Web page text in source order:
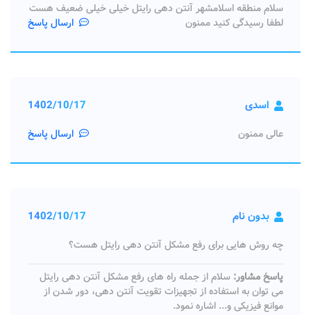
سلام منطقه اسلامشهر آنتن دهی رایتل خیلی خیلی ضعیف هست
لطفا رسیدگی کنید ممنون
ارسال پاسخ
اسدی 1402/10/17
عالی ممنون ارسال پاسخ
بدون نام 1402/10/17
چه روش هایی برای رفع مشکل آنتن دهی رایتل هست؟
پاسخ مشاور: سلام از جمله راه های رفع مشکل آنتن دهی رایتل
می توان به استفاده از تجهیزات تقویت آنتن دهی، دور شدن از
موانع فیزیکی و... اشاره نمود.